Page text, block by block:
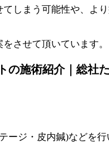
しまう可能性や、
させて頂いています。
の施術紹介｜総社
ージ・皮内鍼)など